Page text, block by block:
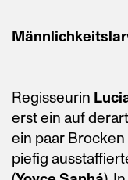
Regisseurin
erst ein auf
ein paar
piefig